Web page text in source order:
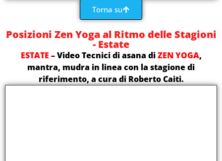
Torna su
Posizioni Zen Yoga al Ritmo delle Stagioni
- Estate
ESTATE – Video Tecnici di asana diZEN YOGA,
mantra, mudra in linea con la stagione di
riferimento, a cura di Roberto Caiti.